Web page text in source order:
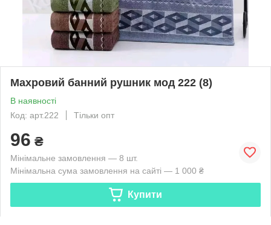
Махровий банний рушник мод 222 (8)
В наявності
Код: арт.222
Тільки опт
96 ₴
Мінімальне замовлення — 8 шт.
Мінімальна сума замовлення на сайті — 1 000 ₴
Купити